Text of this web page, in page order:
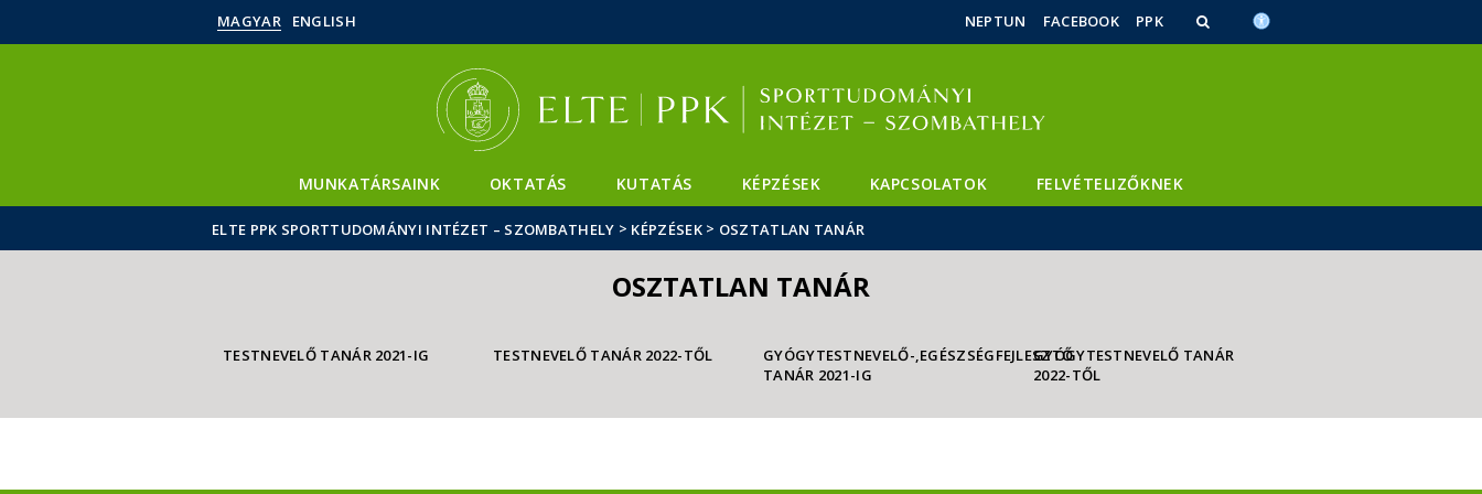
MAGYAR ENGLISH NEPTUN FACEBOOK PPK
MUNKATÁRSAINK OKTATÁS KUTATÁS KÉPZÉSEK KAPCSOLATOK FELVÉTELIZŐKNEK
ELTE PPK SPORTTUDOMÁNYI INTÉZET – SZOMBATHELY > KÉPZÉSEK > OSZTATLAN TANÁR
OSZTATLAN TANÁR
TESTNEVELŐ TANÁR 2021-IG TESTNEVELŐ TANÁR 2022-TŐL
GYÓGYTESTNEVELŐ-,EGÉSZSÉGFEJLESZTŐ
TANÁR 2021-IG
GYÓGYTESTNEVELŐ TANÁR
2022-TŐL